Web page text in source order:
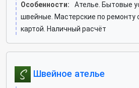
Особенности:
Ателье. Бытовые
швейные. Мастерские по
картой. Наличный расчёт
Швейное ателье